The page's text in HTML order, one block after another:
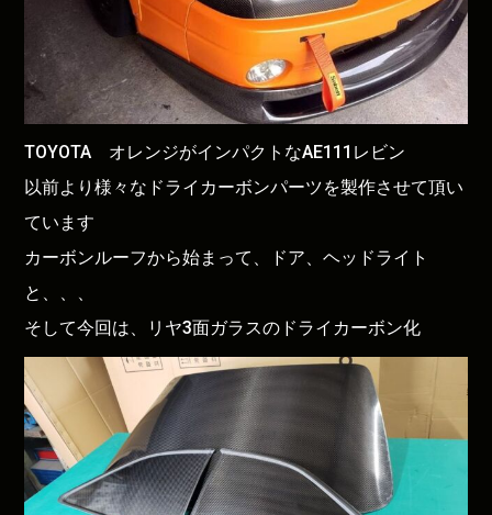
TOYOTA オレンジがインパクトなAE111レビン
以前より様々なドライカーボンパーツを製作させて頂い
ています
カーボンルーフから始まって、ドア、ヘッドライト
と、、、
そして今回は、リヤ3面ガラスのドライカーボン化